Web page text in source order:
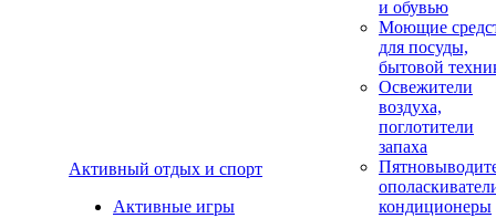
Активный отдых и спорт
Активные игры
и обувью
Моющие
для посуды,
бытовой
Освежители
воздуха,
поглотители
запаха
кондиционеры